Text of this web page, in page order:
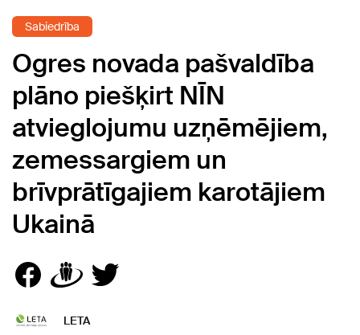
Sabiedrība
Ogres novada pašvaldība
plāno piešķirt NĪN
atvieglojumu uzņēmējiem,
zemessargiem un
brīvprātīgajiem karotājiem
Ukainā
LETA